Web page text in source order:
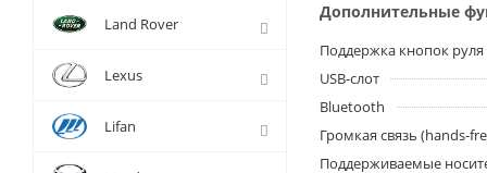
Дополнительные
Поддержка кнопок руля
USB-слот
Bluetooth
Громкая связь (hands-
Поддерживаемые
Land Rover
Lexus
Lifan